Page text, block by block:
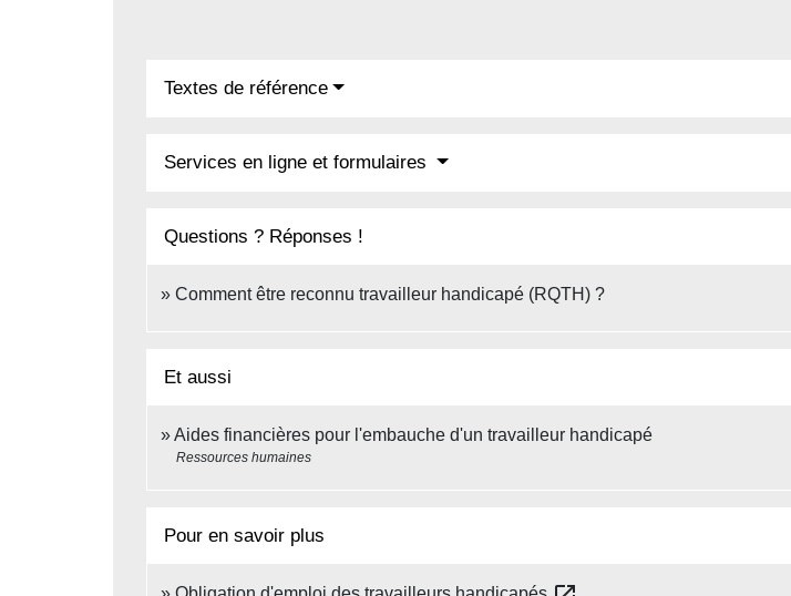
Textes de référence
Services en ligne et formulaires
Questions ? Réponses !
Comment être reconnu travailleur handicapé (RQTH) ?
Et aussi
Aides financières pour l'embauche d'un travailleur handicapé
Ressources humaines
Pour en savoir plus